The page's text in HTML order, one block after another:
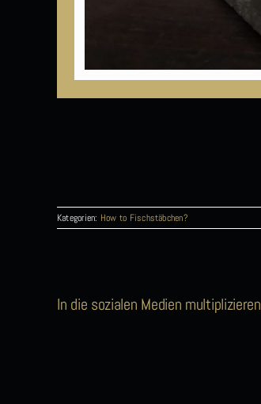
Kategorien: How to Fischstäbchen?
In die sozialen Medien multiplizieren